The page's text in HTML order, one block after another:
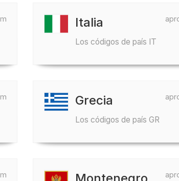
Italia
Los códigos de país IT
Grecia
Los códigos de país GR